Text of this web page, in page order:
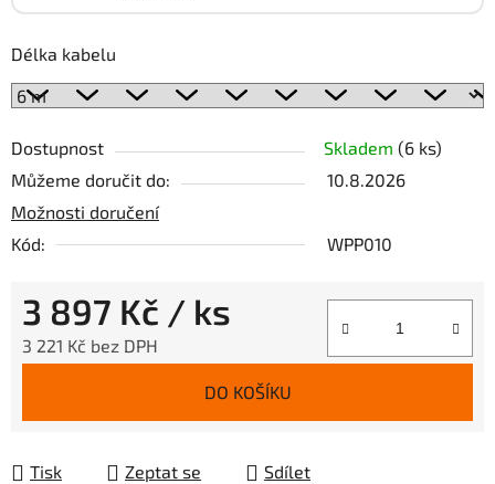
Délka kabelu
Dostupnost Skladem (6 ks)
Můžeme doručit do:
10.8.2026
Možnosti doručení
Kód:
WPP010
3 897 Kč / ks
3 221 Kč bez DPH
DO KOŠÍKU
Tisk Zeptat se Sdílet